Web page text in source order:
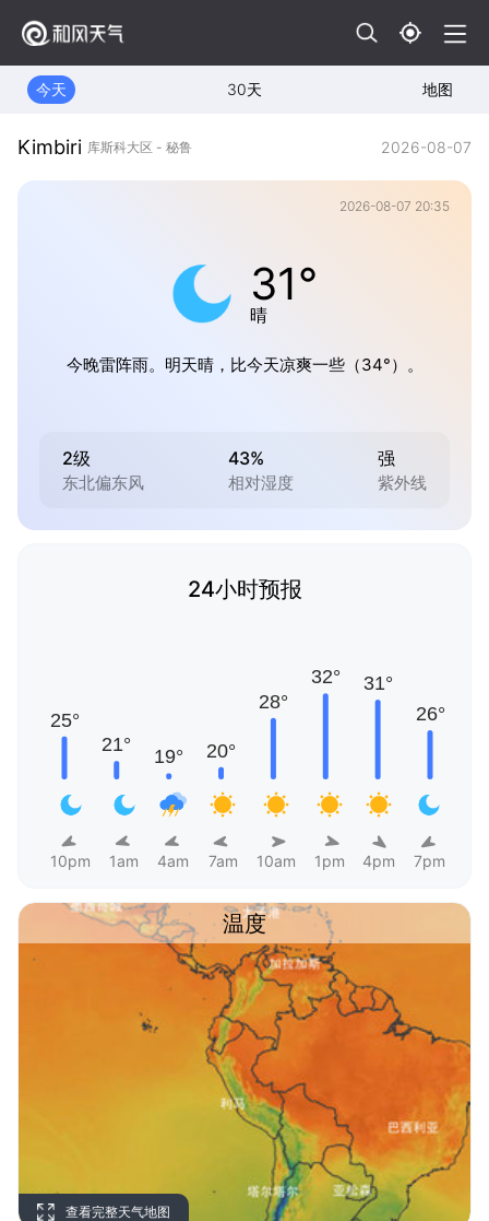
今天 30天 地图
Kimbiri 库斯科大区 - 秘鲁 2026-08-07
2026-08-07 20:35
31°
晴
今晚雷阵雨。明天晴，比今天凉爽一些（34°）。
2级
东北偏东风
43%
相对湿度
强
紫外线
24小时预报
10pm 1am 4am 7am 10am 1pm 4pm 7pm
温度
查看完整天气地图